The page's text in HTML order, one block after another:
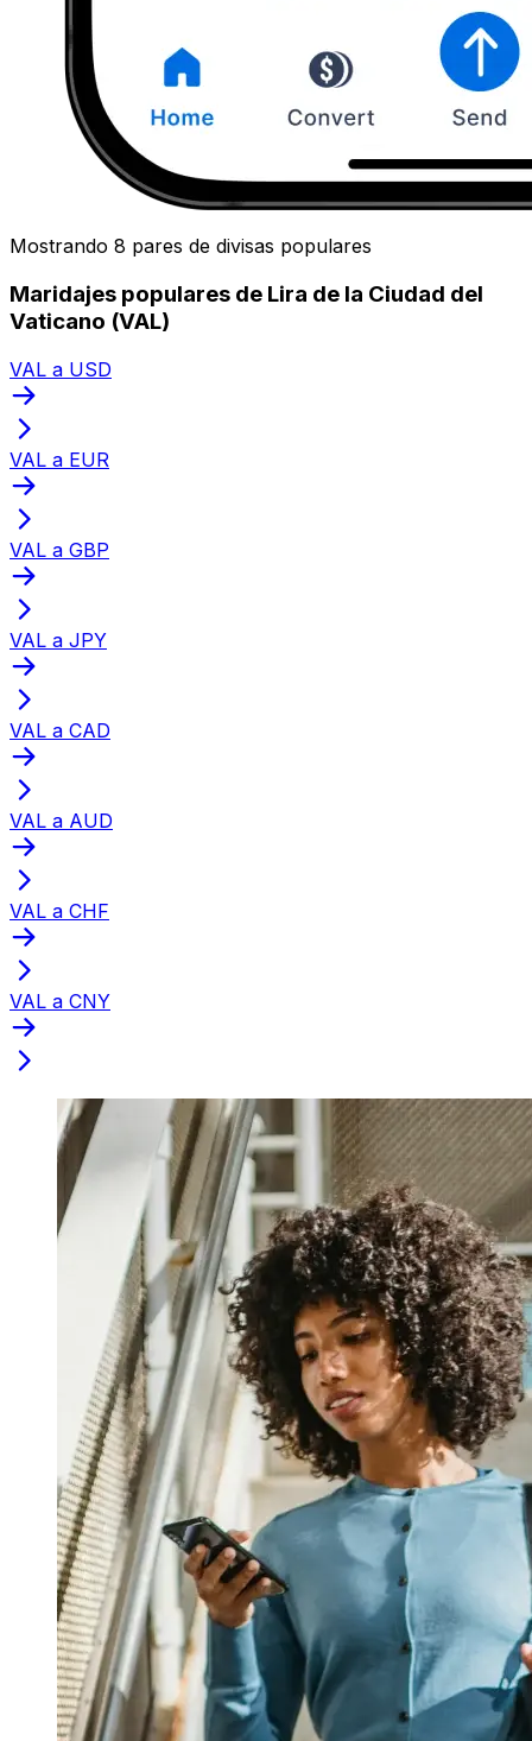
Mostrando 8 pares de divisas populares
Maridajes populares de Lira de la Ciudad del
Vaticano (VAL)
VAL a USD
VAL a EUR
VAL a GBP
VAL a JPY
VAL a CAD
VAL a AUD
VAL a CHF
VAL a CNY